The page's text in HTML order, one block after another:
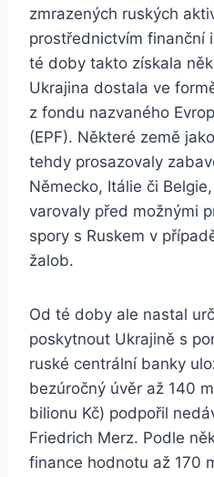
zmrazených ruských
prostřednictvím finanční
té doby takto získala
Ukrajina dostala ve
z fondu nazvaného
(EPF). Některé země
tehdy prosazovaly
Německo, Itálie či
varovaly před možnými
spory s Ruskem v
žalob.
Od té doby ale nastal
poskytnout Ukrajině s
ruské centrální banky
bezúročný úvěr až 140
bilionu Kč) podpořil
Friedrich Merz. Podle
finance hodnotu až 170